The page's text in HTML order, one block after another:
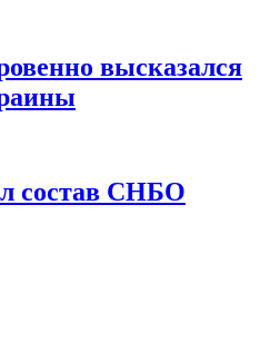
высказался
состав СНБО